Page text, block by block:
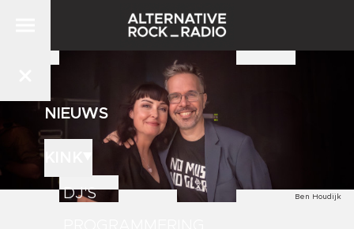
NIEUWS
DJ'S Ben Houdijk